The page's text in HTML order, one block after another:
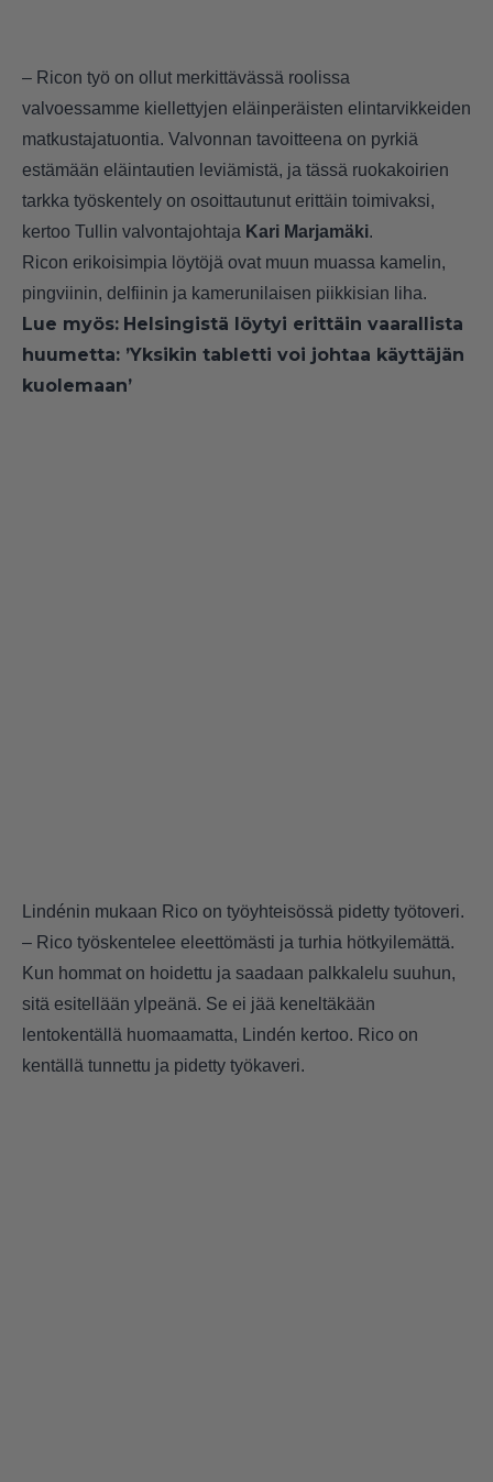
– Ricon työ on ollut merkittävässä roolissa
valvoessamme kiellettyjen eläinperäisten elintarvikkeiden
matkustajatuontia. Valvonnan tavoitteena on pyrkiä
estämään eläintautien leviämistä, ja tässä ruokakoirien
tarkka työskentely on osoittautunut erittäin toimivaksi,
kertoo Tullin valvontajohtaja Kari Marjamäki.
Ricon erikoisimpia löytöjä ovat muun muassa kamelin,
pingviinin, delfiinin ja kamerunilaisen piikkisian liha.
Lue myös: Helsingistä löytyi erittäin vaarallista
huumetta: ’Yksikin tabletti voi johtaa käyttäjän
kuolemaan’
Lindénin mukaan Rico on työyhteisössä pidetty työtoveri.
– Rico työskentelee eleettömästi ja turhia hötkyilemättä.
Kun hommat on hoidettu ja saadaan palkkalelu suuhun,
sitä esitellään ylpeänä. Se ei jää keneltäkään
lentokentällä huomaamatta, Lindén kertoo. Rico on
kentällä tunnettu ja pidetty työkaveri.